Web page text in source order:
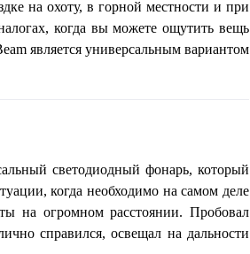
на охоту, в горной местности и при
когда вы можете ощутить вещь
является универсальным вариантом
светодиодный фонарь, который
когда необходимо на самом деле
на огромном расстоянии. Пробовал
справился, освещал на дальности